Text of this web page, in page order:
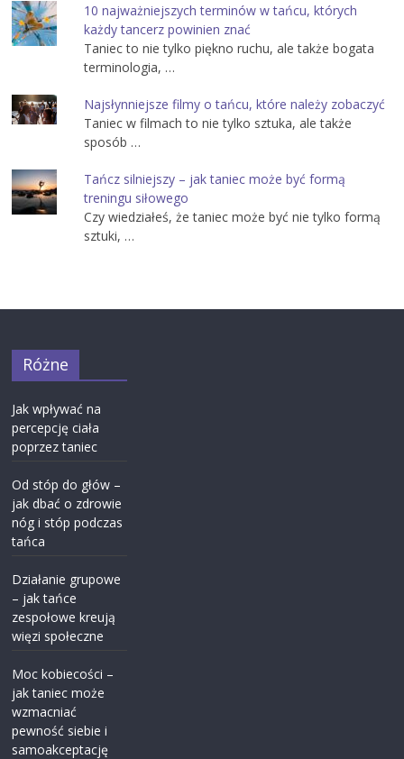
10 najważniejszych terminów w tańcu, których
każdy tancerz powinien znać
Taniec to nie tylko piękno ruchu, ale także bogata
terminologia, …
Najsłynniejsze filmy o tańcu, które należy zobaczyć
Taniec w filmach to nie tylko sztuka, ale także
sposób …
Tańcz silniejszy – jak taniec może być formą
treningu siłowego
Czy wiedziałeś, że taniec może być nie tylko formą
sztuki, …
Różne
Jak wpływać na
percepcję ciała
poprzez taniec
Od stóp do głów –
jak dbać o zdrowie
nóg i stóp podczas
tańca
Działanie grupowe
– jak tańce
zespołowe kreują
więzi społeczne
Moc kobiecości –
jak taniec może
wzmacniać
pewność siebie i
samoakceptację